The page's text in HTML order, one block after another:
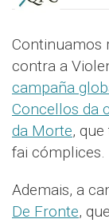
Continuamos
contra a
campaña
Concellos da
da Morte,
fai cómplices.
Ademais, a
De Fronte,